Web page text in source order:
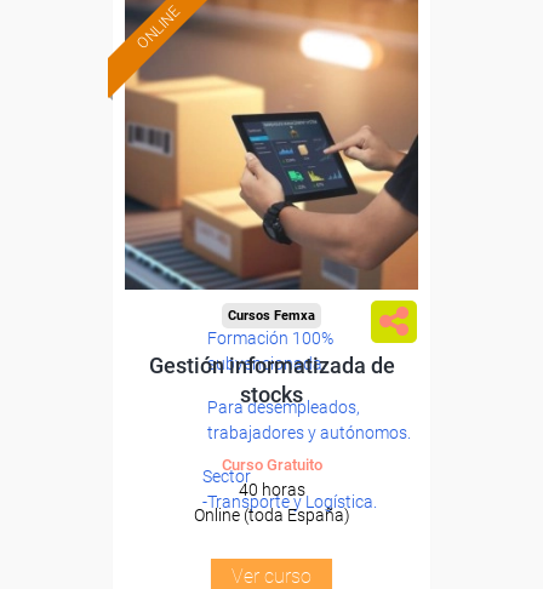
ONLINE
Formación 100%
subvencionada.
Para desempleados,
trabajadores y autónomos.
Sector
-Transporte y Logística.
Cursos Femxa
Gestión informatizada de
stocks
Curso Gratuito
40 horas
Online (toda España)
Ver curso